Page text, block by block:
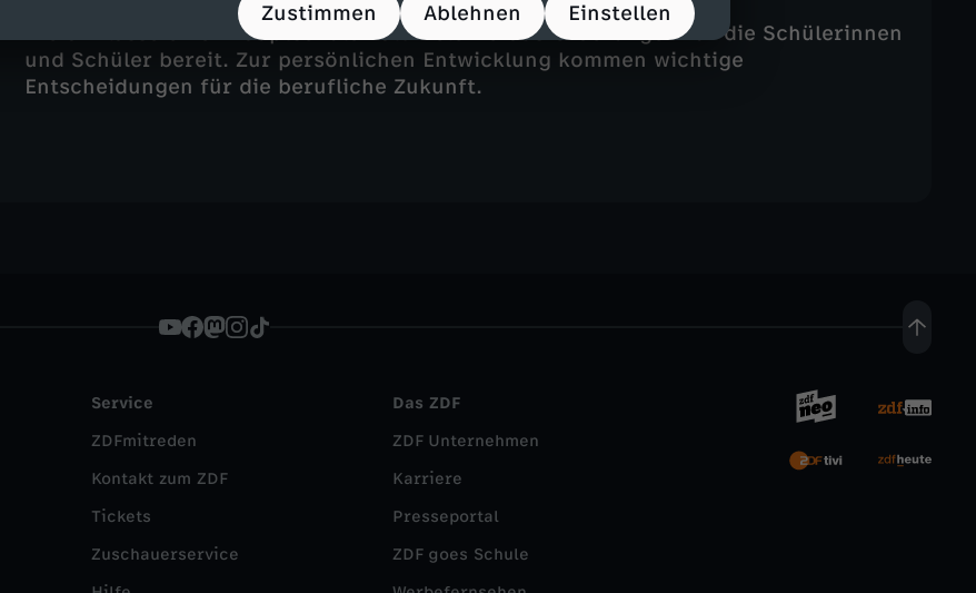
Zustimmen Ablehnen Einstellen
Die 9. Klasse einer Hauptschule hält viele Herausforderungen für die Schülerinnen
und Schüler bereit. Zur persönlichen Entwicklung kommen wichtige
Entscheidungen für die berufliche Zukunft.
Service
ZDFmitreden
Kontakt zum ZDF
Tickets
Zuschauerservice
Das ZDF
ZDF Unternehmen
Karriere
Presseportal
ZDF goes Schule